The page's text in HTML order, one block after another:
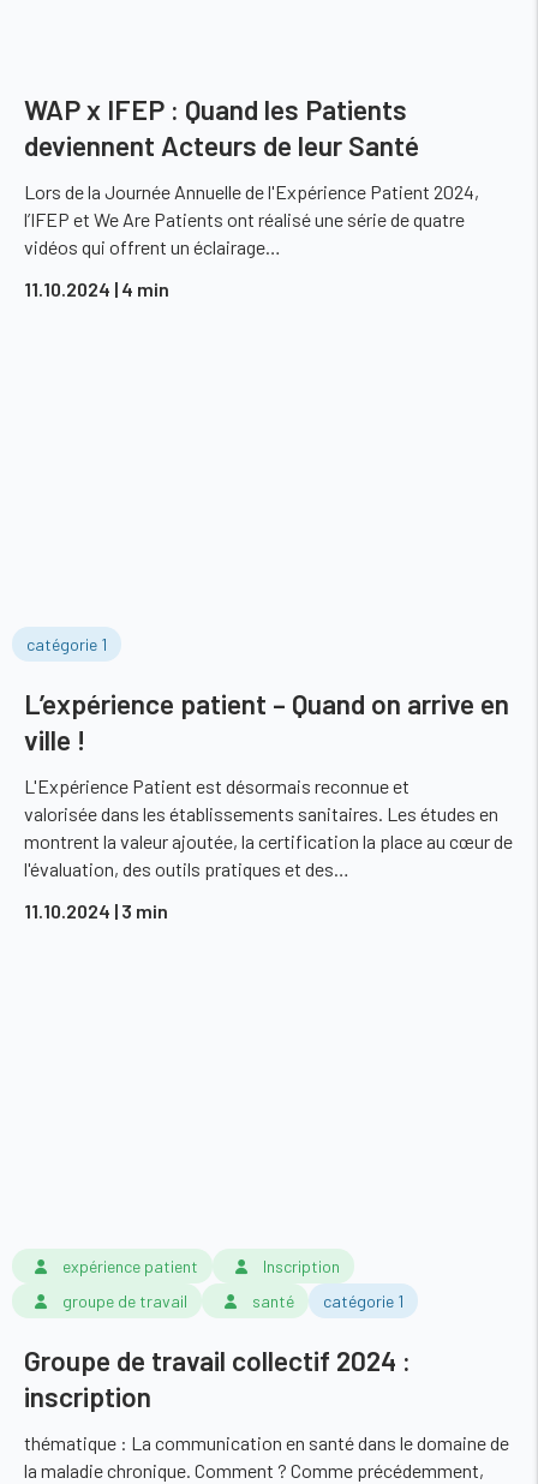
WAP x IFEP : Quand les Patients
deviennent Acteurs de leur Santé
Lors de la Journée Annuelle de l'Expérience Patient 2024,
l’IFEP et We Are Patients ont réalisé une série de quatre
vidéos qui offrent un éclairage…
11.10.2024 | 4 min
catégorie 1
L’expérience patient – Quand on arrive en
ville !
L'Expérience Patient est désormais reconnue et
valorisée dans les établissements sanitaires. Les études en
montrent la valeur ajoutée, la certification la place au cœur de
l'évaluation, des outils pratiques et des…
11.10.2024 | 3 min
expérience patient
Inscription
groupe de travail
santé catégorie 1
Groupe de travail collectif 2024 :
inscription
thématique : La communication en santé dans le domaine de
la maladie chronique. Comment ? Comme précédemment,